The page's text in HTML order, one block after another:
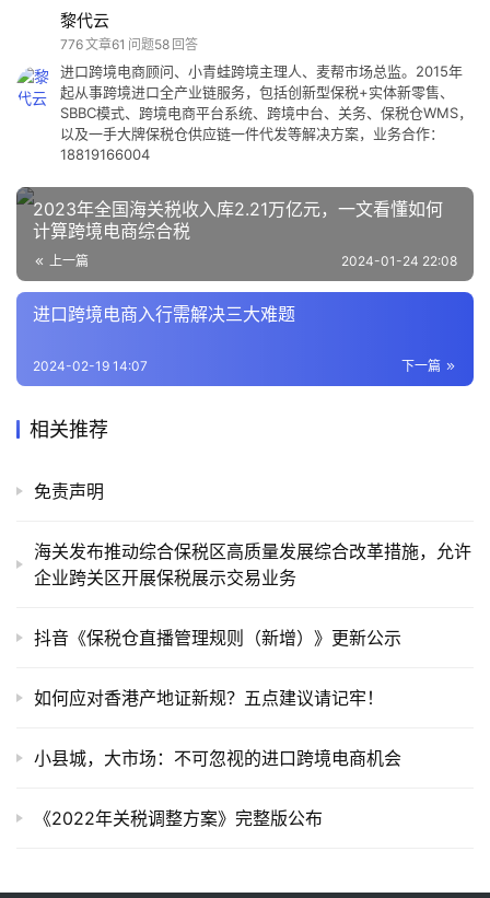
于
黎代云
776文章61 问题58 回答
进口跨境电商顾问、小青蛙跨境主理人、麦帮市场总监。2015年
起从事跨境进口全产业链服务，包括创新型保税+实体新零售、
SBBC模式、跨境电商平台系统、跨境中台、关务、保税仓WMS，
以及一手大牌保税仓供应链一件代发等解决方案，业务合作：
18819166004
2023年全国海关税收入库2.21万亿元，一文看懂如何
计算跨境电商综合税
上一篇 2024-01-24 22:08
进口跨境电商入行需解决三大难题
下一篇
2024-02-19 14:07
相关推荐
免责声明
海关发布推动综合保税区高质量发展综合改革措施，允许
企业跨关区开展保税展示交易业务
抖音《保税仓直播管理规则（新增）》更新公示
如何应对香港产地证新规？五点建议请记牢！
小县城，大市场：不可忽视的进口跨境电商机会
《2022年关税调整方案》完整版公布